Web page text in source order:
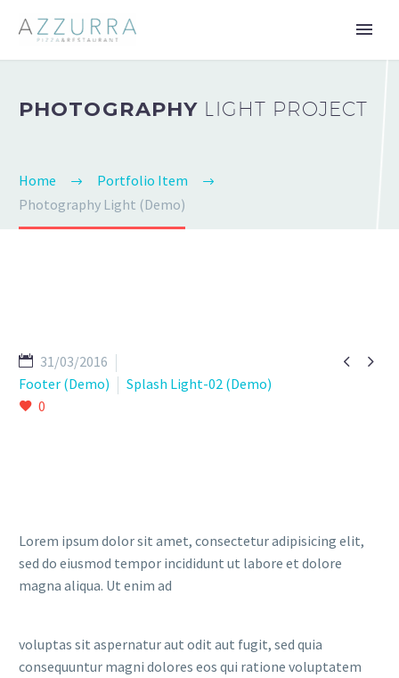
PHOTOGRAPHY LIGHT PROJECT
Home
Portfolio Item
Photography Light (Demo)
 
31/03/2016
Footer (Demo)
Splash Light-02 (Demo)
0
Lorem ipsum dolor sit amet, consectetur adipisicing elit,
sed do eiusmod tempor incididunt ut labore et dolore
magna aliqua. Ut enim ad
voluptas sit aspernatur aut odit aut fugit, sed quia
consequuntur magni dolores eos qui ratione voluptatem